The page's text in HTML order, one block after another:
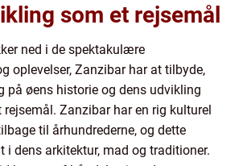
som et rejsemål
ned i de spektakulære
oplevelser, Zanzibar har at tilbyde,
på øens historie og dens udvikling
Zanzibar har en rig kulturel
til århundrederne, og dette
i dens arkitektur, mad og traditioner.